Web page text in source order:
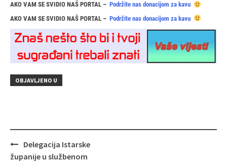
AKO VAM SE SVIDIO NAŠ PORTAL – Podržite nas donacijom za kavu
AKO VAM SE SVIDIO NAŠ PORTAL – Podržite nas donacijom za kavu
OBJAVLJENO U
Navigacija
objava
Delegacija Istarske
županije u službenom